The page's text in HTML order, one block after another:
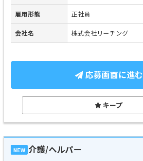
雇用形態 正社員
会社名 株式会社リーチング
応募画面に進む
キープ
NEW 介護/ヘルパー